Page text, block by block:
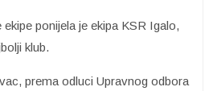
ponijela je ekipa KSR Igalo,
klub.
prema odluci Upravnog odbora